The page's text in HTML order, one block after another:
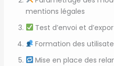
mentions légales
Test d’envoi et
Formation des
Mise en place des